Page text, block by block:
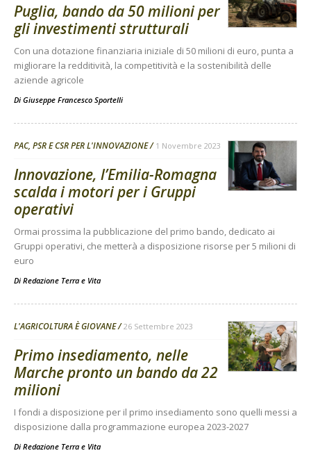
Puglia, bando da 50 milioni per
gli investimenti strutturali
Con una dotazione finanziaria iniziale di 50 milioni di euro, punta a
migliorare la redditività, la competitività e la sostenibilità delle
aziende agricole
Di Giuseppe Francesco Sportelli
PAC, PSR E CSR PER L'INNOVAZIONE 1 Novembre 2023
Innovazione, l’Emilia-Romagna
scalda i motori per i Gruppi
operativi
Ormai prossima la pubblicazione del primo bando, dedicato ai
Gruppi operativi, che metterà a disposizione risorse per 5 milioni di
euro
Di Redazione Terra e Vita
L'AGRICOLTURA È GIOVANE 26 Settembre 2023
Primo insediamento, nelle
Marche pronto un bando da 22
milioni
I fondi a disposizione per il primo insediamento sono quelli messi a
disposizione dalla programmazione europea 2023-2027
Di Redazione Terra e Vita